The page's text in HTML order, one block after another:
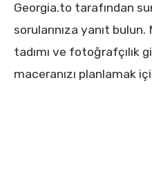
Georgia.to tarafından
sorularınıza yanıt
tadımı ve fotoğrafçılık
maceranızı planlamak